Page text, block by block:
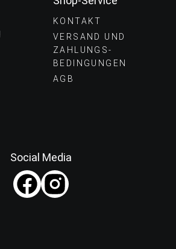
KONTAKT
VERSAND UND
ZAHLUNGS­
BEDINGUNGEN
AGB
Social Media